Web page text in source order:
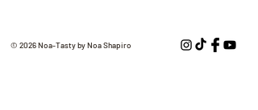
© 2026 Noa-Tasty by Noa Shapiro